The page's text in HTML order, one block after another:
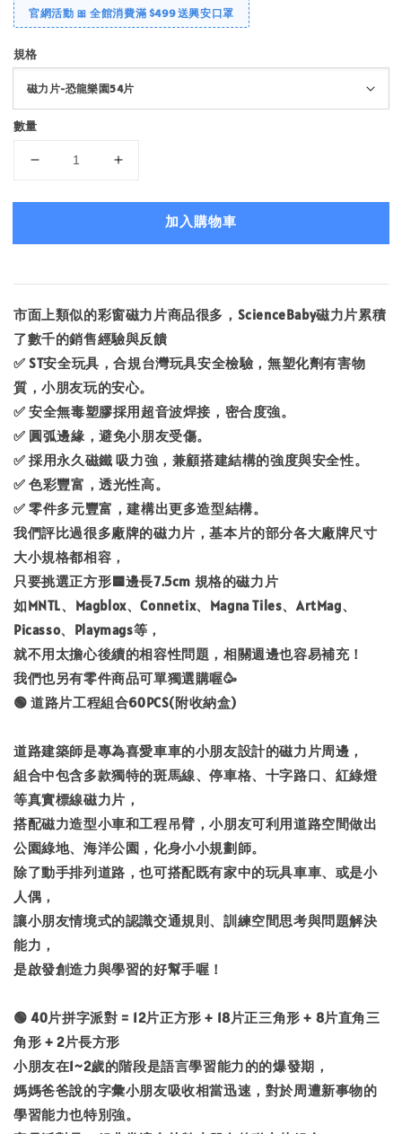
官網活動 🎀 全館消費滿 $499 送興安口罩
規格
數量
加入購物車
市面上類似的彩窗磁力片商品很多，ScienceBaby磁力片累積
了數千的銷售經驗與反饋
✅ ST安全玩具，合規台灣玩具安全檢驗，無塑化劑有害物
質，小朋友玩的安心。
✅ 安全無毒塑膠採用超音波焊接，密合度強。
✅ 圓弧邊緣，避免小朋友受傷。
✅ 採用永久磁鐵 吸力強，兼顧搭建結構的強度與安全性。
✅ 色彩豐富，透光性高。
✅ 零件多元豐富，建構出更多造型結構。
我們評比過很多廠牌的磁力片，基本片的部分各大廠牌尺寸
大小規格都相容，
只要挑選正方形🟦邊長7.5cm 規格的磁力片
如MNTL、Magblox、Connetix、Magna Tiles、ArtMag、
Picasso、Playmags等，
就不用太擔心後續的相容性問題，相關週邊也容易補充！
我們也另有零件商品可單獨選購喔🥳
🟢 道路片工程組合60PCS(附收納盒)
道路建築師是專為喜愛車車的小朋友設計的磁力片周邊，
組合中包含多款獨特的斑馬線、停車格、十字路口、紅綠燈
等真實標線磁力片，
搭配磁力造型小車和工程吊臂，小朋友可利用道路空間做出
公園綠地、海洋公園，化身小小規劃師。
除了動手排列道路，也可搭配既有家中的玩具車車、或是小
人偶，
讓小朋友情境式的認識交通規則、訓練空間思考與問題解決
能力，
是啟發創造力與學習的好幫手喔！
🟢 40片拼字派對 = 12片正方形 + 18片正三角形 + 8片直角三
角形 + 2片長方形
小朋友在1~2歲的階段是語言學習能力的的爆發期，
媽媽爸爸說的字彙小朋友吸收相當迅速，對於周遭新事物的
學習能力也特別強。